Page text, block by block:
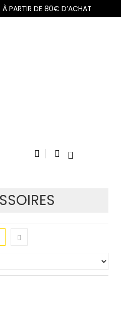
PARTIR DE 80€ D’ACHAT